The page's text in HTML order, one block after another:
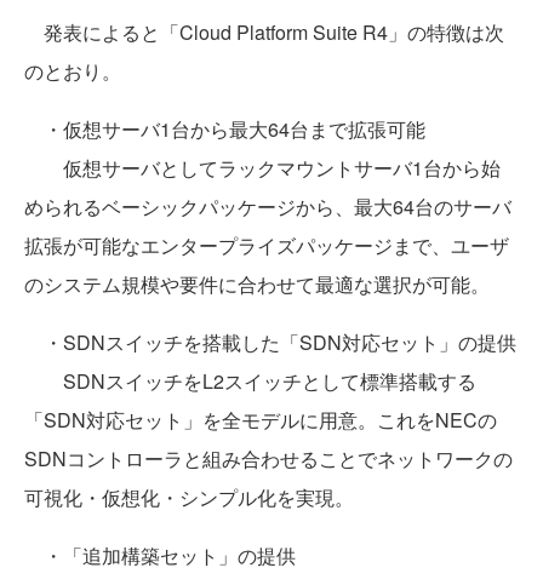
発表によると「Cloud Platform Suite R4」の特徴は次
のとおり。
・仮想サーバ1台から最大64台まで拡張可能
仮想サーバとしてラックマウントサーバ1台から始
められるベーシックパッケージから、最大64台のサーバ
拡張が可能なエンタープライズパッケージまで、ユーザ
のシステム規模や要件に合わせて最適な選択が可能。
・SDNスイッチを搭載した「SDN対応セット」の提供
SDNスイッチをL2スイッチとして標準搭載する
「SDN対応セット」を全モデルに用意。これをNECの
SDNコントローラと組み合わせることでネットワークの
可視化・仮想化・シンプル化を実現。
・「追加構築セット」の提供